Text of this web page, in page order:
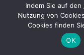
Indem Sie auf den
Nutzung von
Cookies finden
OK